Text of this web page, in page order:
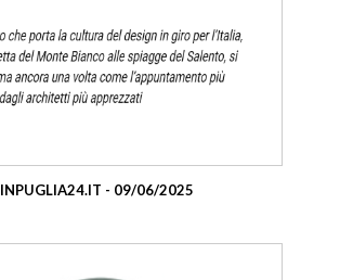
INPUGLIA24.IT - 09/06/2025